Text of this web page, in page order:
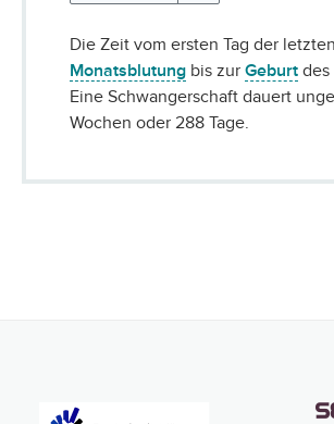
Die Zeit vom ersten Tag der letzten
Monatsblutung bis zur Geburt des
Eine Schwangerschaft dauert
Wochen oder 288 Tage.